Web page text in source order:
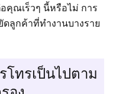
ณเร็วๆ นี้หรือไม่ การ
ลูกค้าที่ทำงานบางราย
โทรเป็นไปตาม